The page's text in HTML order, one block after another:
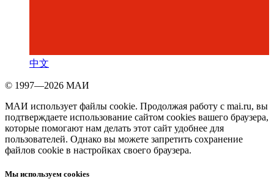
中文
© 1997—2026 МАИ
МАИ использует файлы cookie. Продолжая работу с mai.ru, вы
подтверждаете использование сайтом cookies вашего браузера,
которые помогают нам делать этот сайт удобнее для
пользователей. Однако вы можете запретить сохранение
файлов cookie в настройках своего браузера.
Мы используем cookies